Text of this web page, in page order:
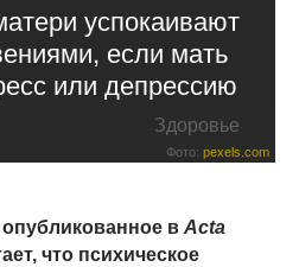
успокаивают
если мать
или депрессию
Здоровье
Фото: pexels.com
в Acta
что психическое